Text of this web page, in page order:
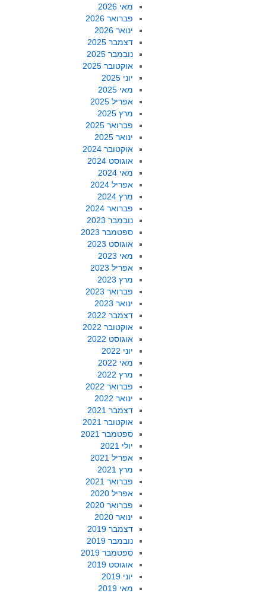
מאי 2026
פברואר 2026
ינואר 2026
דצמבר 2025
נובמבר 2025
אוקטובר 2025
יוני 2025
מאי 2025
אפריל 2025
מרץ 2025
פברואר 2025
ינואר 2025
אוקטובר 2024
אוגוסט 2024
מאי 2024
אפריל 2024
מרץ 2024
פברואר 2024
נובמבר 2023
ספטמבר 2023
אוגוסט 2023
מאי 2023
אפריל 2023
מרץ 2023
פברואר 2023
ינואר 2023
דצמבר 2022
אוקטובר 2022
אוגוסט 2022
יוני 2022
מאי 2022
מרץ 2022
פברואר 2022
ינואר 2022
דצמבר 2021
אוקטובר 2021
ספטמבר 2021
יולי 2021
אפריל 2021
מרץ 2021
פברואר 2021
אפריל 2020
פברואר 2020
ינואר 2020
דצמבר 2019
נובמבר 2019
ספטמבר 2019
אוגוסט 2019
יוני 2019
מאי 2019